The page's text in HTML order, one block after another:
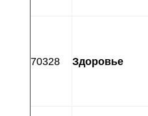
70328 Здоровье